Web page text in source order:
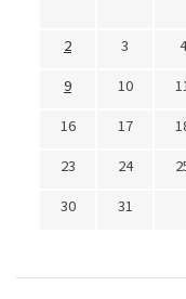
2
3 4
9
10
16
17
23
24
30
31